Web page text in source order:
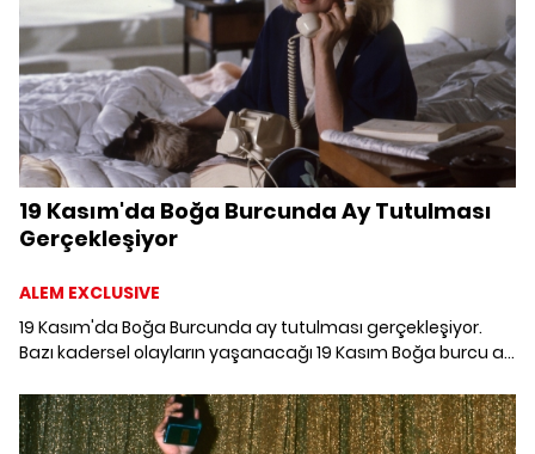
19 Kasım'da Boğa Burcunda Ay Tutulması
Gerçekleşiyor
ALEM EXCLUSIVE
19 Kasım'da Boğa Burcunda ay tutulması gerçekleşiyor.
Bazı kadersel olayların yaşanacağı 19 Kasım Boğa burcu ay